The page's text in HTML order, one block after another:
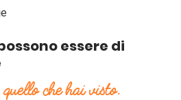
essere di
che hai visto.